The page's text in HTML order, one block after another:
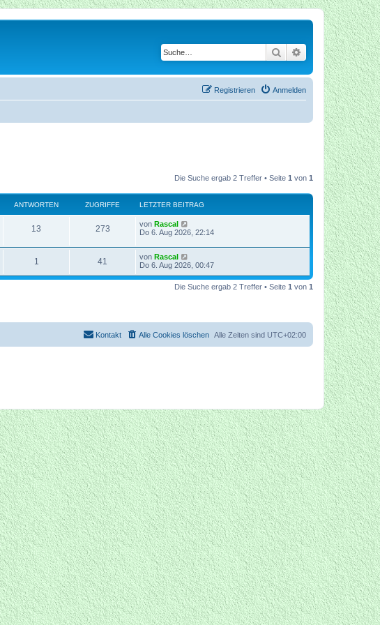
Suche Erweiterte Suche
Anmelden
Registrieren
Die Suche ergab 2 Treffer • Seite 1 von 1
ANTWORTEN ZUGRIFFE LETZTER BEITRAG
13 273 von Rascal
Do 6. Aug 2026, 22:14
1 41 von Rascal
Do 6. Aug 2026, 00:47
Die Suche ergab 2 Treffer • Seite 1 von 1
Alle Zeiten sind UTC+02:00
Alle Cookies löschen
Kontakt